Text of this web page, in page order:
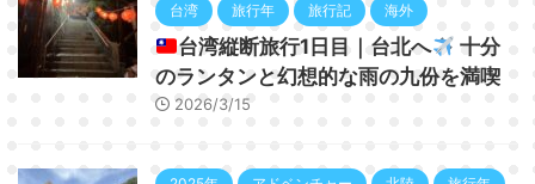
台湾 旅行年 旅行記 海外
台湾縦断旅行1日目｜台北へ
十分
のランタンと幻想的な雨の九份を満喫
2026/3/15